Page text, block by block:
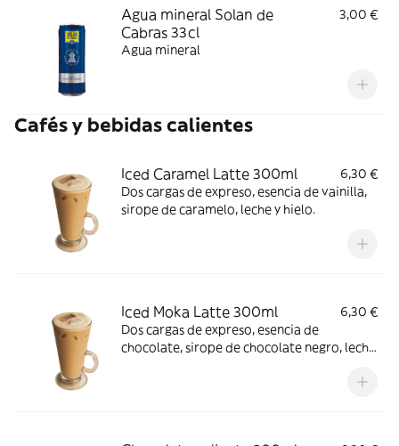
Agua mineral Solan de
Cabras 33cl
3,00 €
Agua mineral
Cafés y bebidas calientes
Iced Caramel Latte 300ml
6,30 €
Dos cargas de expreso, esencia de vainilla,
sirope de caramelo, leche y hielo.
Iced Moka Latte 300ml
6,30 €
Dos cargas de expreso, esencia de
chocolate, sirope de chocolate negro, leche